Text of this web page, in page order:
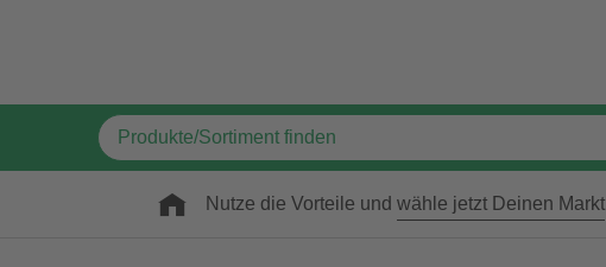
Nutze die Vorteile und wähle jetzt Deinen Markt